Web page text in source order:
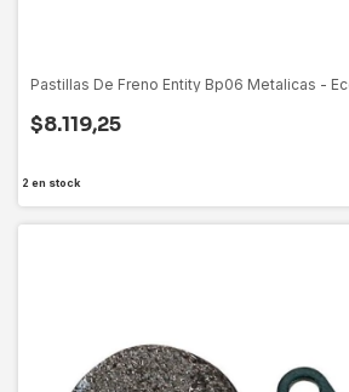
Pastillas De Freno Entity Bp06 Metalicas -
$8.119,25
2 en stock